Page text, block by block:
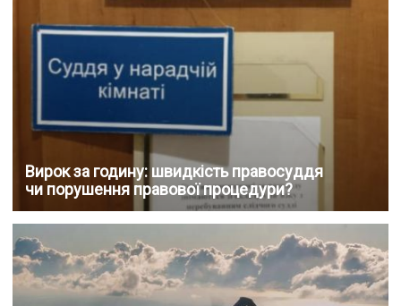
Вирок за годину: швидкість правосуддя
чи порушення правової процедури?